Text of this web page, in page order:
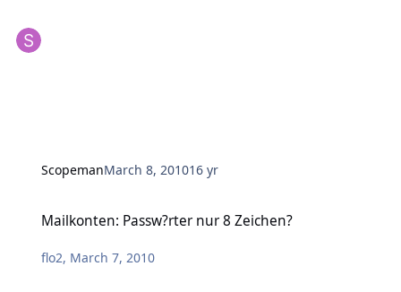
ScopemanMarch 8, 201016 yr
Mailkonten: Passw?rter nur 8 Zeichen?
flo2, March 7, 2010